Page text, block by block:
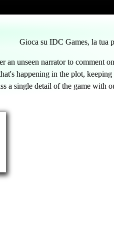
Gioca su IDC Games, la tua
unseen narrator to comment
happening in the plot, keeping
a single detail of the game with